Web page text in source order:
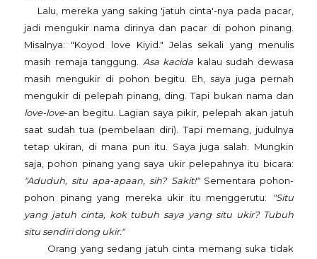
Lalu, mereka yang saking 'jatuh cinta'-nya pada pacar,
jadi mengukir nama dirinya dan pacar di pohon pinang.
Misalnya: "Koyod love Kiyid." Jelas sekali yang menulis
masih remaja tanggung. Asa kacida kalau sudah dewasa
masih mengukir di pohon begitu. Eh, saya juga pernah
mengukir di pelepah pinang, ding. Tapi bukan nama dan
love-love-an begitu. Lagian saya pikir, pelepah akan jatuh
saat sudah tua (pembelaan diri). Tapi memang, judulnya
tetap ukiran, di mana pun itu. Saya juga salah. Mungkin
saja, pohon pinang yang saya ukir pelepahnya itu bicara:
"Aduduh, situ apa-apaan, sih? Sakit!"Sementara pohon-
pohon pinang yang mereka ukir itu menggerutu:
"Situ
yang jatuh cinta, kok tubuh saya yang situ ukir? Tubuh
situ sendiri dong ukir."
Orang yang sedang jatuh cinta memang suka tidak